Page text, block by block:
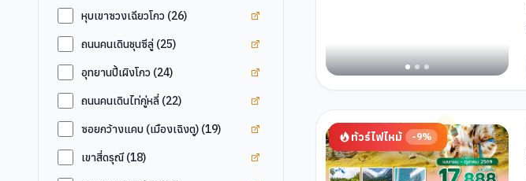
หุบเขาซวงเฉียวโกว (26)
ถนนคนเดินชุนซีลู่ (25)
อุทยานปี้เผิงโกว (24) อุทยานปี้เผิงโกว
ถนนคนเดินไท่กู่หลี่ (22)
ซอยกว้างแคบ (เมืองเฉิงตู) (19) ซอยกว้างแคบ (เมืองเฉิงตู)
เขาสี่ดรุณี(18) เขาสี่ดรุณี
ทัวร์ไฟไหม้ -9%